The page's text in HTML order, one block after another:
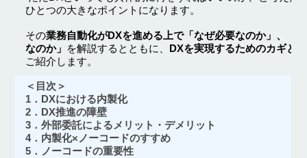
ひとつの大きなポイントになります。
その業務自動化がDXを進める上で「なぜ必要なのか」、「
なのか」
を解説するとともに、
DXを実現するためのカギと
ご紹介します。
＜目次＞
1．DXにおける内製化
2．DX推進の障壁
3．外部委託によるメリット・デメリット
4．内製化×ノーコードのすすめ
5．ノーコードの重要性